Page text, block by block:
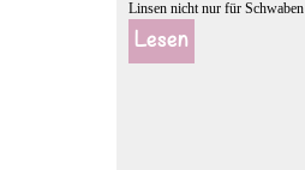
Linsen nicht nur für Schwaben
Lesen